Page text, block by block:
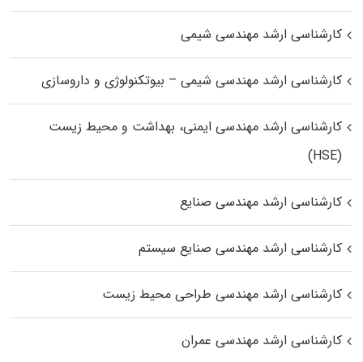
کارشناسی ارشد مهندسی شیمی
کارشناسی ارشد مهندسی شیمی – بیوتکنولوژی و داروسازی
کارشناسی ارشد مهندسی ایمنی، بهداشت و محیط زیست
(HSE)
کارشناسی ارشد مهندسی صنایع
کارشناسی ارشد مهندسی صنایع سیستم
کارشناسی ارشد مهندسی طراحی محیط زیست
کارشناسی ارشد مهندسی عمران